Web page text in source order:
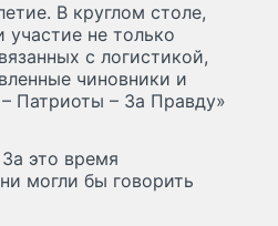
В круглом столе,
не только
с логистикой,
чиновники и
Патриоты – За Правду»
это время
могли бы говорить